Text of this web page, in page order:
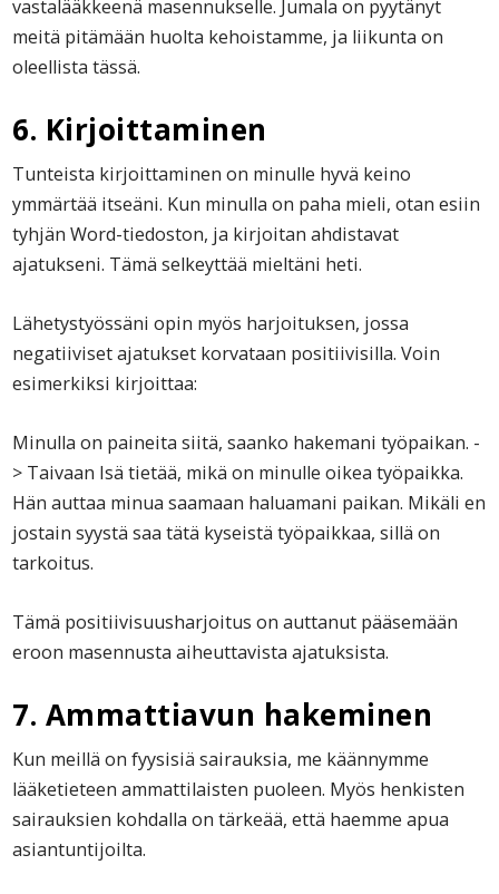
vastalääkkeenä masennukselle. Jumala on pyytänyt
meitä pitämään huolta kehoistamme, ja liikunta on
oleellista tässä.
6. Kirjoittaminen
Tunteista kirjoittaminen on minulle hyvä keino
ymmärtää itseäni. Kun minulla on paha mieli, otan esiin
tyhjän Word-tiedoston, ja kirjoitan ahdistavat
ajatukseni. Tämä selkeyttää mieltäni heti.
Lähetystyössäni opin myös harjoituksen, jossa
negatiiviset ajatukset korvataan positiivisilla. Voin
esimerkiksi kirjoittaa:
Minulla on paineita siitä, saanko hakemani työpaikan. -
> Taivaan Isä tietää, mikä on minulle oikea työpaikka.
Hän auttaa minua saamaan haluamani paikan. Mikäli en
jostain syystä saa tätä kyseistä työpaikkaa, sillä on
tarkoitus.
Tämä positiivisuusharjoitus on auttanut pääsemään
eroon masennusta aiheuttavista ajatuksista.
7. Ammattiavun hakeminen
Kun meillä on fyysisiä sairauksia, me käännymme
lääketieteen ammattilaisten puoleen. Myös henkisten
sairauksien kohdalla on tärkeää, että haemme apua
asiantuntijoilta.